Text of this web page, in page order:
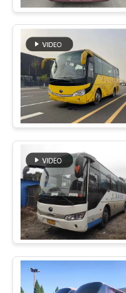
কারখানা
ভ্রমণ
মান
নিয়ন্ত্রণ
যোগাযোগ
করুন
উদ্ধৃতির
জন্য
আবেদন